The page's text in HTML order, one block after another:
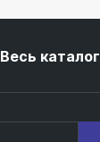
Весь каталог